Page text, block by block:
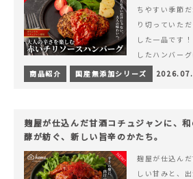
ちやすい季節
り切っていた
した一品です
したハンバー
コク深い旨み
&hellip; 続きを
商品紹介 国産無添加シリーズ
麹屋が仕込んだ甘酒コチュジャンに、
酵が紡ぐ、新しい旨辛のかたち。
麹屋が仕込ん
しい甘みと、